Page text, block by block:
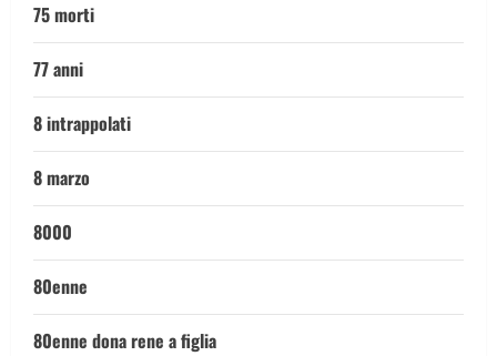
75 morti
77 anni
8 intrappolati
8 marzo
8000
80enne
80enne dona rene a figlia